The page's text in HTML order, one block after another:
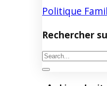
Politique
Rechercher